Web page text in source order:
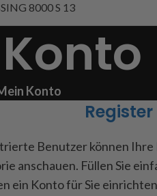
8000 S 13
Konto
Register
Benutzer können Ihre
anschauen. Füllen Sie
ein Konto für Sie